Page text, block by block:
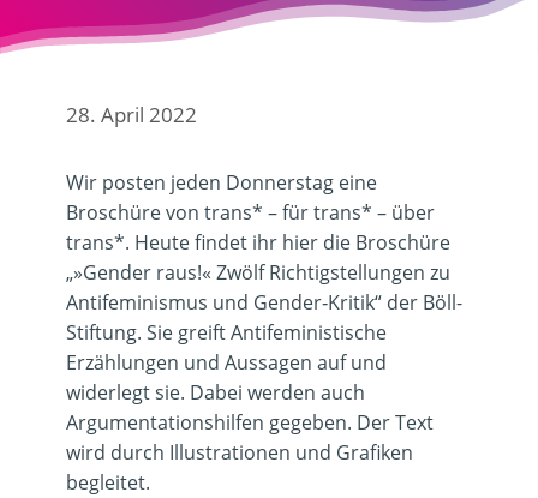
28. April 2022
Wir posten jeden Donnerstag eine
Broschüre von trans* – für trans* – über
trans*. Heute findet ihr hier die Broschüre
„»Gender raus!« Zwölf Richtigstellungen zu
Antifeminismus und Gender‑Kritik“ der Böll-
Stiftung. Sie greift Antifeministische
Erzählungen und Aussagen auf und
widerlegt sie. Dabei werden auch
Argumentationshilfen gegeben. Der Text
wird durch Illustrationen und Grafiken
begleitet.